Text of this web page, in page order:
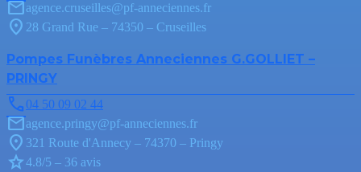
agence.cruseilles@pf-anneciennes.fr
28 Grand Rue – 74350 – Cruseilles
Pompes Funèbres Anneciennes G.GOLLIET –
PRINGY
04 50 09 02 44
agence.pringy@pf-anneciennes.fr
321 Route d'Annecy – 74370 – Pringy
4.8/5 – 36 avis